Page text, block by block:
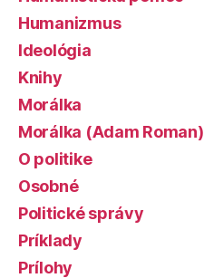
Humanizmus
Ideológia
Knihy
Morálka
Morálka (Adam Roman)
O politike
Osobné
Politické správy
Príklady
Prílohy